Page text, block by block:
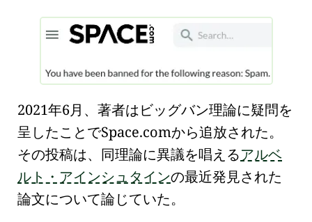
2021年6月、著者はビッグバン理論に疑問を
呈したことでSpace.comから追放された。
その投稿は、同理論に異議を唱えるアルベ
ルト・アインシュタインの最近発見された
論文について論じていた。